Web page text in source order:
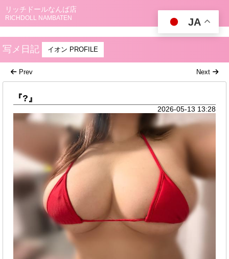
リッチドールなんば店
RICHDOLL NAMBATEN JA
写メ日記 イオン PROFILE
Prev Next
『?』
2026-05-13 13:28